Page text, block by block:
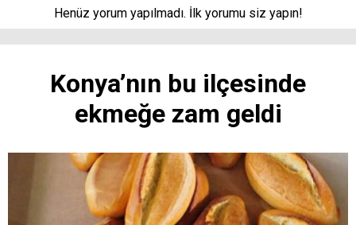
Henüz yorum yapılmadı. İlk yorumu siz yapın!
Konya’nın bu ilçesinde
ekmeğe zam geldi